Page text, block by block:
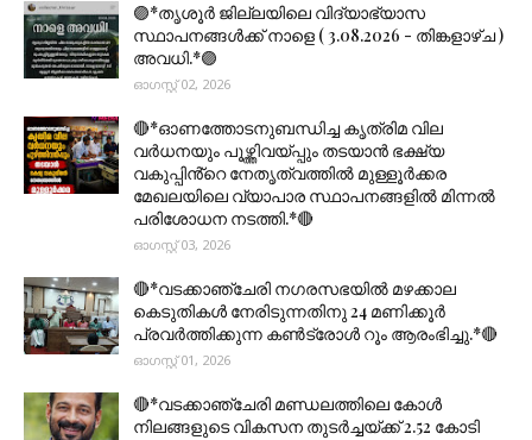
🟣*തൃശൂര്‍ ജില്ലയിലെ വിദ്യാഭ്യാസ
സ്ഥാപനങ്ങൾക്ക് നാളെ ( 3.08.2026 - തിങ്കളാഴ്ച )
അവധി.*🟣
ഓഗസ്റ്റ് 02, 2026
🔴*ഓണത്തോടനുബന്ധിച്ച കൃത്രിമ വില
വർധനയും പൂഴ്ത്തിവയ്പ്പും തടയാൻ ഭക്ഷ്യ
വകുപ്പിൻ്റെ നേതൃത്വത്തിൽ മുള്ളൂർക്കര
മേഖലയിലെ വ്യാപാര സ്ഥാപനങ്ങളിൽ മിന്നൽ
പരിശോധന നടത്തി.*🔴
ഓഗസ്റ്റ് 03, 2026
🔴*വടക്കാഞ്ചേരി നഗരസഭയിൽ മഴക്കാല
കെടുതികൾ നേരിടുന്നതിനു 24 മണിക്കൂർ
പ്രവർത്തിക്കുന്ന കൺട്രോൾ റൂം ആരംഭിച്ചു.*🔴
ഓഗസ്റ്റ് 01, 2026
🔴*വടക്കാഞ്ചേരി മണ്ഡലത്തിലെ കോൾ
നിലങ്ങളുടെ വികസന തുടർച്ചയ്ക്ക് 2.52 കോടി